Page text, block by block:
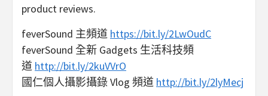
product reviews.
feverSound 主頻道 https://bit.ly/2LwOudC
feverSound 全新 Gadgets 生活科技頻
道 http://bit.ly/2kuVVrO
國仁個人攝影攝錄 Vlog 頻道 http://bit.ly/2lyMecj